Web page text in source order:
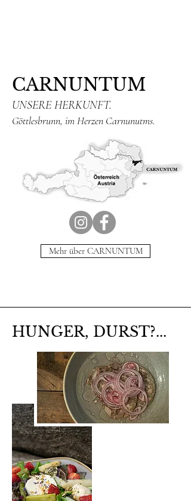
CARNUNTUM
UNSERE HERKUNFT.
Göttlesbrunn, im Herzen Carnunutms.
Mehr über CARNUNTUM
HUNGER, DURST?...